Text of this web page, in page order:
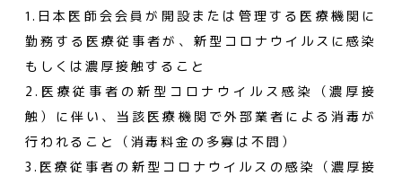
1.日本医師会会員が開設または管理する医療機関に
勤務する医療従事者が、新型コロナウイルスに感染
もしくは濃厚接触すること
2.医療従事者の新型コロナウイルス感染（濃厚接
触）に伴い、当該医療機関で外部業者による消毒が
行われること（消毒料金の多寡は不問）
3.医療従事者の新型コロナウイルスの感染（濃厚接